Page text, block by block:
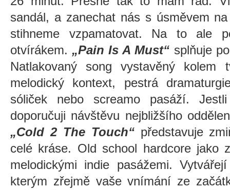
sandál, a zanechat nás s úsměvem
stihneme vzpamatovat. Na to ale
otvírákem. „Pain Is A Must“ splňuje
Natlakovaný song vystavěný kolem
melodický kontext, pestrá
sóliček nebo screamo pasáží.
doporučuji návštěvu nejbližšího
„Cold 2 The Touch“ představuje
celé kráse. Old school hardcore jako
melodickými indie pasážemi.
kterým zřejmě vaše vnímání ze